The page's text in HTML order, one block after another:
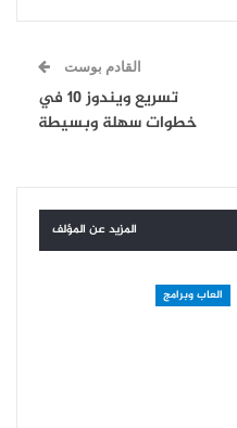
القادم بوست
تسريع ويندوز 10 في
خطوات سهلة وبسيطة
المزيد عن المؤلف
العاب وبرامج